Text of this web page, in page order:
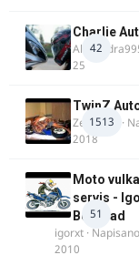
42
Charlie
25
1513
TwinZ
Zeljkamp ·
2018
51
Moto
servis -
Beograd
igorxt · Napisano
2010